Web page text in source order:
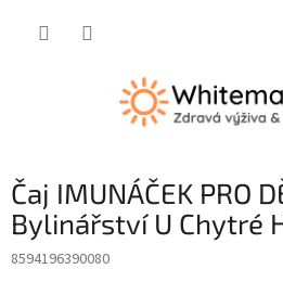
Čaj IMUNÁČEK PRO
Bylinářství U Chytré
8594196390080